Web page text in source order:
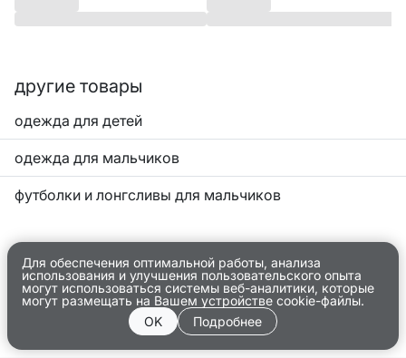
другие товары
одежда для детей
одежда для мальчиков
футболки и лонгсливы для мальчиков
Для обеспечения оптимальной работы, анализа
использования и улучшения пользовательского опыта
могут использоваться системы веб-аналитики, которые
могут размещать на Вашем устройстве cookie-файлы.
OK
Подробнее